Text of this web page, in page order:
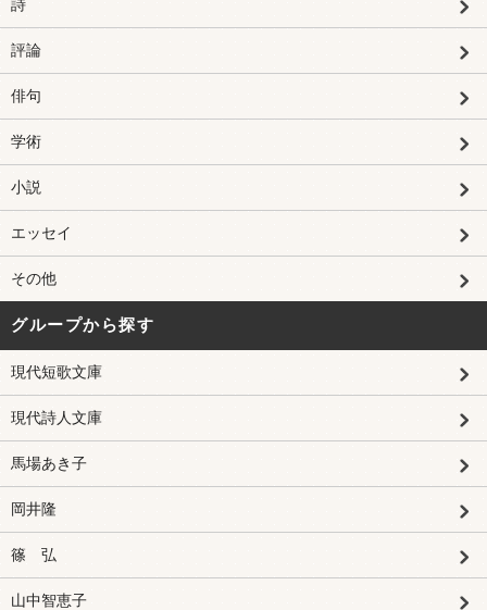
詩
評論
俳句
学術
小説
エッセイ
その他
グループから探す
現代短歌文庫
現代詩人文庫
馬場あき子
岡井隆
篠 弘
山中智恵子